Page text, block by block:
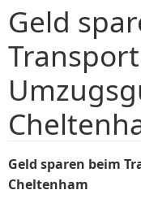
Geld
Geld sparen beim
Cheltenham